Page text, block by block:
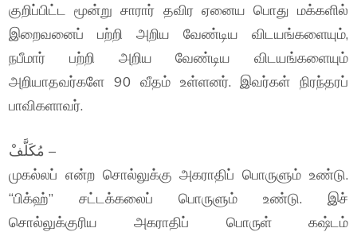
குறிப்பிட்ட மூன்று சாரார் தவிர ஏனைய பொது மக்களில்
இறைவனைப் பற்றி அறிய வேண்டிய விடயங்களையும்,
நபீமார் பற்றி அறிய வேண்டிய விடயங்களையும்
அறியாதவர்களே 90 வீதம் உள்ளனர். இவர்கள் நிரந்தரப்
பாவிகளாவர்.
مُكَلَّفْ –
முகல்லப் என்ற சொல்லுக்கு அகராதிப் பொருளும் உண்டு.
“பிக்ஹ்” சட்டக்கலைப் பொருளும் உண்டு. இச்
சொல்லுக்குரிய அகராதிப் பொருள் கஷ்டம்